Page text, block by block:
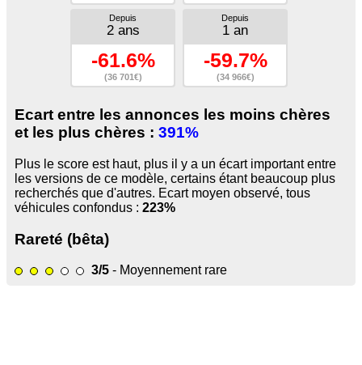
Depuis
2 ans
-61.6%
(36 701€)
Depuis
1 an
-59.7%
(34 966€)
Ecart entre les annonces les moins chères
et les plus chères : 391%
Plus le score est haut, plus il y a un écart important entre
les versions de ce modèle, certains étant beaucoup plus
recherchés que d'autres. Ecart moyen observé, tous
véhicules confondus : 223%
Rareté (bêta)
3/5 - Moyennement rare